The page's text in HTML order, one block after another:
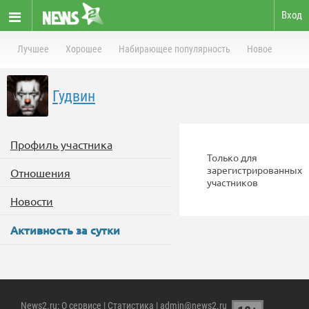
Вход
Лучшее Хорошее Набирающее популярность Новое
Гудвин
Профиль участника
Отношения
Новости
Активность за сутки
Только для
зарегистрированных
участников
News2.ru: О сервисе | Статистика | admin@news2.ru